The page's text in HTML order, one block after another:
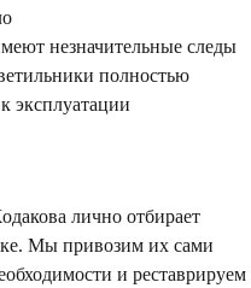
незначительные следы
полностью
эксплуатации
лично отбирает
Мы привозим их сами
и реставрируем